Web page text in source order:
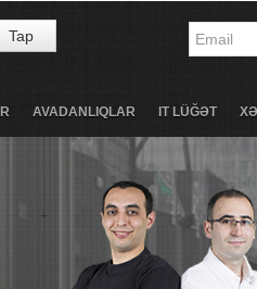
Tap
AVADANLIQLAR IT LÜĞƏT